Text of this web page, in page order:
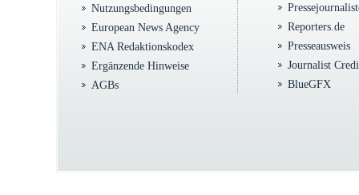
Nutzungsbedingungen
European News Agency
ENA Redaktionskodex
Ergänzende Hinweise
AGBs
Reporters.de
Presseausweis
Journalist
BlueGFX